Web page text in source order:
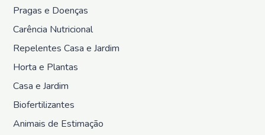
de
Pragas e Doenças
Carência Nutricional
Repelentes Casa e Jardim
Horta e Plantas
Casa e Jardim
Biofertilizantes
Animais de Estimação